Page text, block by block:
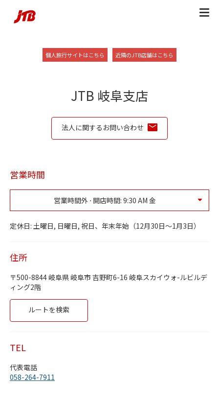
個人旅行サイトはこちら Link Opens in New Tab
近隣のJTB店舗はこちら
JTB 岐阜支店
法人に関するお問い合わせ
営業時間
営業時間外 ⋅ 開店時間: 9:30 AM 金
金曜日
9:30 AM-5:30 PM
月曜日
水曜日
9:30 AM -5:30 PM
定休日: 土曜日, 日曜日, 祝日、年末年始（12月30日～1月3日）
住所
500-8844 岐阜県 岐阜市 吉野町6-16 岐阜スカイウォ-ルビルデ
ィング2階
ルートを検索
TEL
代表電話
058-264-7911